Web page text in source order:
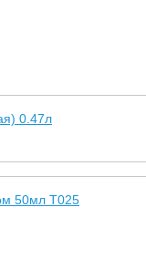
0.47л
50мл Т025